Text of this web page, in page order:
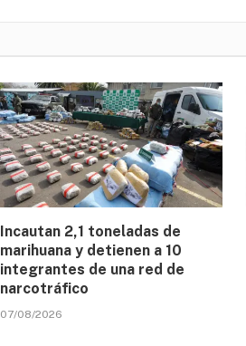
Incautan 2,1 toneladas de
marihuana y detienen a 10
integrantes de una red de
narcotráfico
07/08/2026